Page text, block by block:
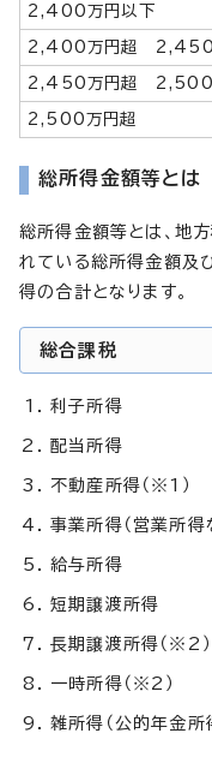
2,400万円以下
2,400万円超 2,450
2,450万円超 2,500
2,500万円超
総所得金額等とは
総所得金額等とは、地
れている総所得金額及
得の合計となります。
総合課税
利子所得
配当所得
不動産所得（※1）
事業所得（営業所得
給与所得
短期譲渡所得
長期譲渡所得（※2）
一時所得（※2）
雑所得（公的年金所